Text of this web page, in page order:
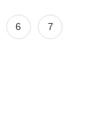
6 7